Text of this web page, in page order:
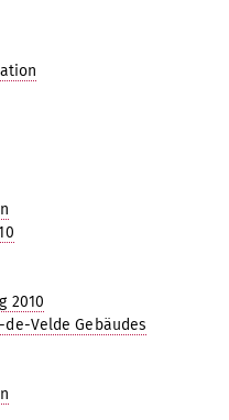
2010
Velde Gebäudes